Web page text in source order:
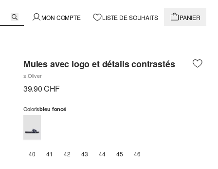
MON COMPTE LISTE DE SOUHAITS PANIER
Mules avec logo et détails contrastés
s.Oliver
39.90 CHF
Colorisbleu foncé
40 41 42 43 44 45 46